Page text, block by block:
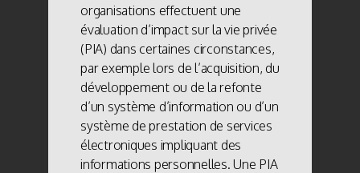
organisations effectuent une
évaluation d’impact sur la vie privée
(PIA) dans certaines circonstances,
par exemple lors de l’acquisition, du
développement ou de la refonte
d’un système d’information ou d’un
système de prestation de services
électroniques impliquant des
informations personnelles. Une PIA